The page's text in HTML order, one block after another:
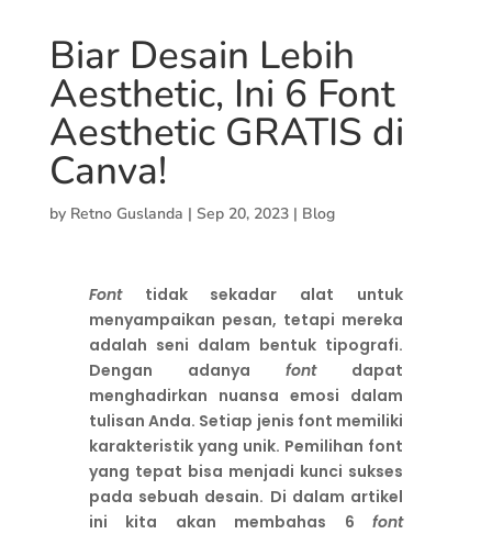
Biar Desain Lebih
Aesthetic, Ini 6 Font
Aesthetic GRATIS di
Canva!
by Retno Guslanda | Sep 20, 2023| Blog
Fonttidak sekadar alat untuk
menyampaikan pesan, tetapi mereka
adalah seni dalam bentuk tipografi.
Dengan adanyafontdapat
menghadirkan nuansa emosi dalam
tulisan Anda. Setiap jenis font memiliki
karakteristik yang unik. Pemilihan font
yang tepat bisa menjadi kunci sukses
pada sebuah desain. Di dalam artikel
ini kita akan membahas 6font